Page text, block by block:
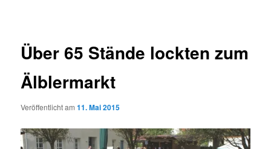
Über 65 Stände lockten zum
Älblermarkt
Veröffentlicht am11. Mai 2015